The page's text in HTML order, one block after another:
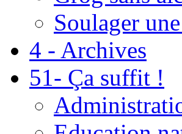
Soulager
4 - Archives
51- Ça suffit !